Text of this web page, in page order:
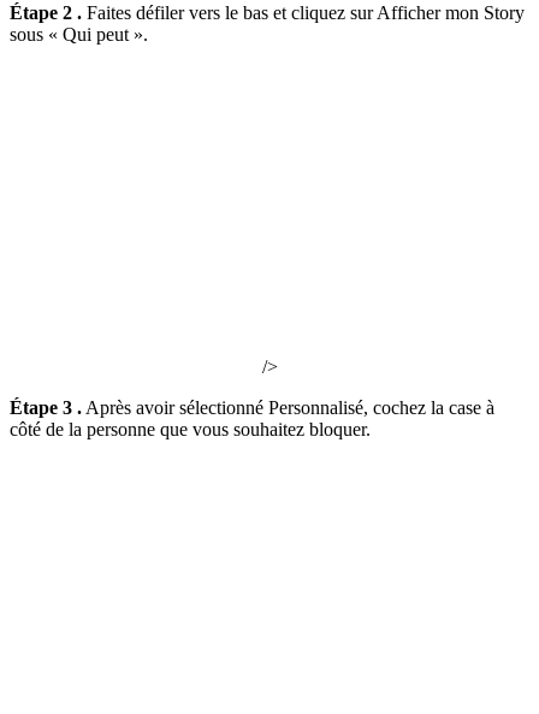
Étape 2 . Faites défiler vers le bas et cliquez sur Afficher mon Story
sous « Qui peut ».
/>
Étape 3 . Après avoir sélectionné Personnalisé, cochez la case à
côté de la personne que vous souhaitez bloquer.